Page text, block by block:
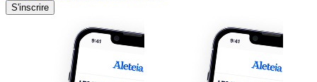
S'inscrire